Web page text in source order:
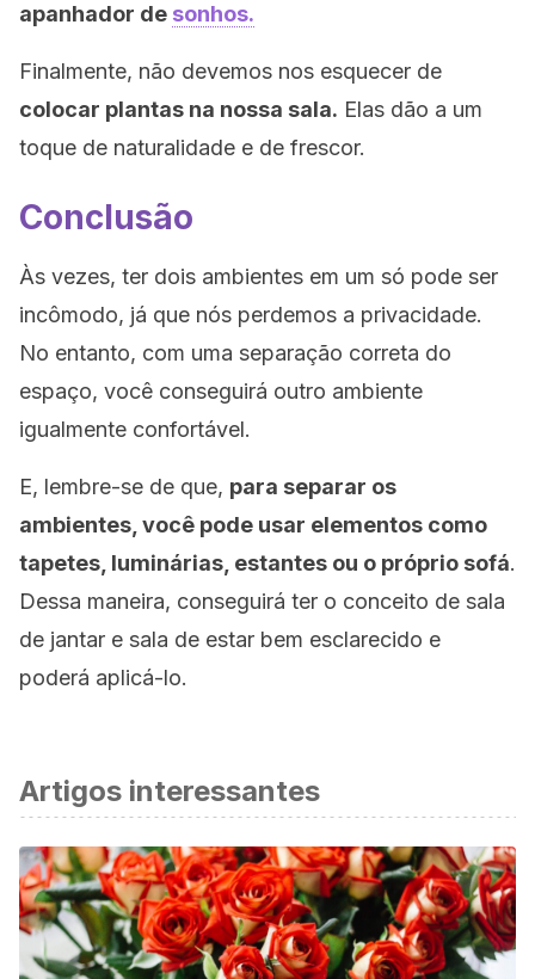
apanhador de sonhos.
Finalmente, não devemos nos esquecer de
colocar plantas na nossa sala. Elas dão a um
toque de naturalidade e de frescor.
Conclusão
Às vezes, ter dois ambientes em um só pode ser
incômodo, já que nós perdemos a privacidade.
No entanto, com uma separação correta do
espaço, você conseguirá outro ambiente
igualmente confortável.
E, lembre-se de que, para separar os
ambientes, você pode usar elementos como
tapetes, luminárias, estantes ou o próprio sofá.
Dessa maneira, conseguirá ter o conceito de sala
de jantar e sala de estar bem esclarecido e
poderá aplicá-lo.
Artigos interessantes